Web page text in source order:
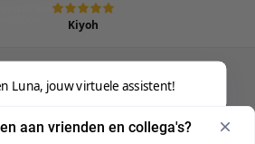
Kiyoh
Magento. Alle rechten
Policy
Cookies
Luna, jouw virtuele assistent!
aan vrienden en collega's?